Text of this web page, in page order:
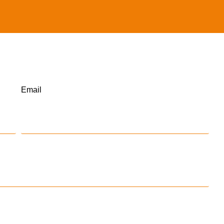
Email